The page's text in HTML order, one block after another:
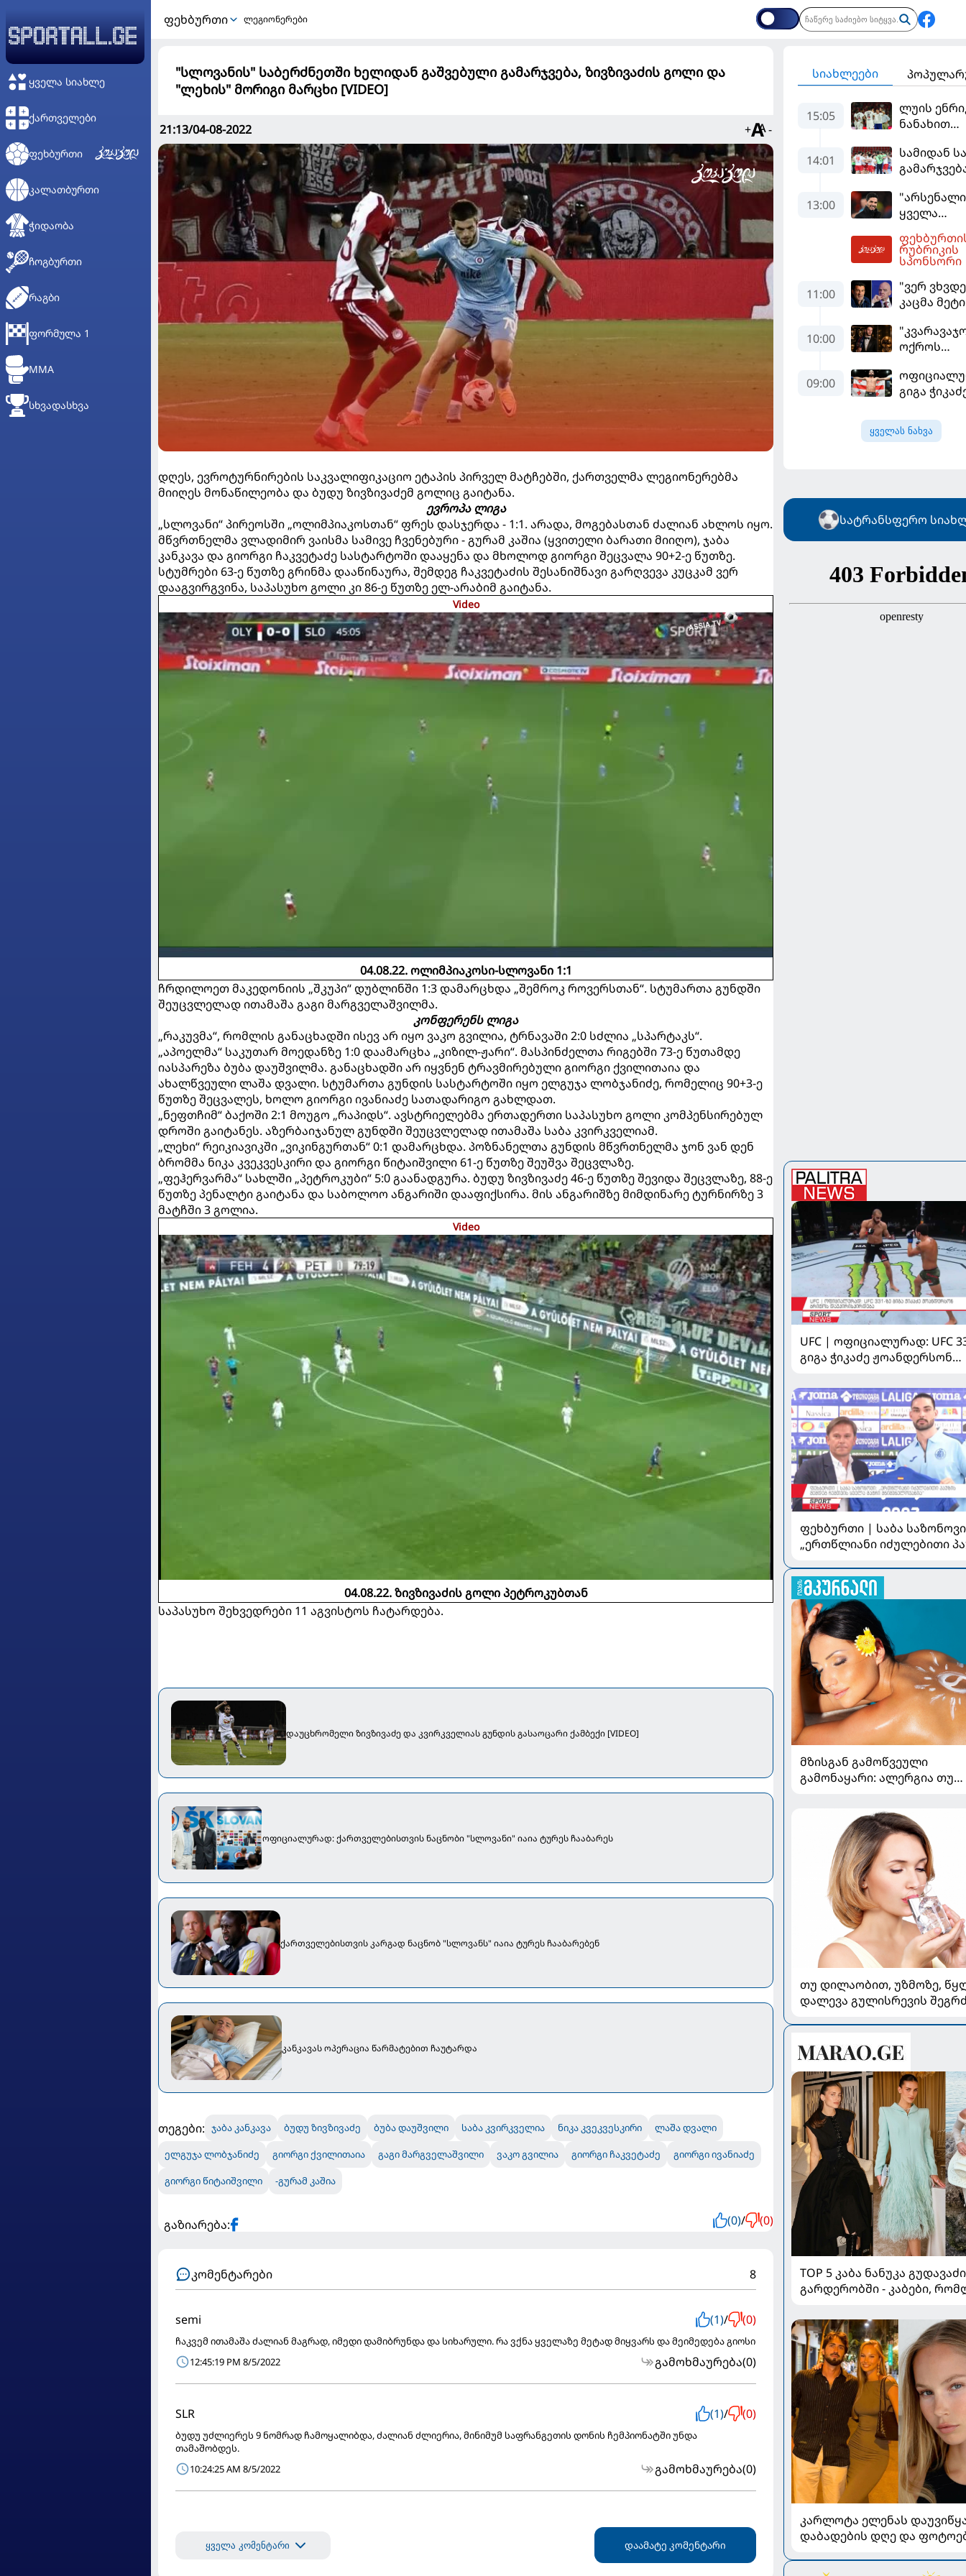
ᲧᲕᲔᲚᲐ ᲡᲘᲐᲮᲚᲔ
ᲥᲐᲠᲗᲕᲔᲚᲔᲑᲘ
ᲤᲔᲮᲑᲣᲠᲗᲘ
ᲙᲐᲚᲐᲗᲑᲣᲠᲗᲘ
ᲭᲘᲓᲐᲝᲑᲐ
ᲩᲝᲒᲑᲣᲠᲗᲘ
ᲠᲐᲒᲑᲘ
ᲤᲝᲠᲛᲣᲚᲐ 1
MMA
ᲡᲮᲕᲐᲓᲐᲡᲮᲕᲐ
ᲤᲔᲮᲑᲣᲠᲗᲘ ლეგიონერები
"სლოვანის" საბერძნეთში ხელიდან გაშვებული გამარჯვება, ზივზივაძის გოლი და
"ლეხის" მორიგი მარცხი [VIDEO]
21:13/04-08-2022 + -
დღეს, ევროტურნირების საკვალიფიკაციო ეტაპის პირველ მატჩებში, ქართველმა ლეგიონერებმა
მიიღეს მონაწილეობა და ბუდუ ზივზივაძემ გოლიც გაიტანა.
ევროპა ლიგა
„სლოვანი“ პირეოსში „ოლიმპიაკოსთან“ ფრეს დასჯერდა - 1:1. არადა, მოგებასთან ძალიან ახლოს იყო.
მწვრთნელმა ვლადიმირ ვაისმა სამივე ჩვენებური - გურამ კაშია (ყვითელი ბარათი მიიღო), ჯაბა
კანკავა და გიორგი ჩაკვეტაძე სასტარტოში დააყენა და მხოლოდ გიორგი შეცვალა 90+2-ე წუთზე.
სტუმრები 63-ე წუთზე გრინმა დააწინაურა, შემდეგ ჩაკვეტაძის შესანიშნავი გარღვევა კუცკამ ვერ
დააგვირგვინა, საპასუხო გოლი კი 86-ე წუთზე ელ-არაბიმ გაიტანა.
Video
04.08.22. ოლიმპიაკოსი-სლოვანი 1:1
ჩრდილოეთ მაკედონიის „შკუპი“ დუბლინში 1:3 დამარცხდა „შემროკ როვერსთან“. სტუმართა გუნდში
შეუცვლელად ითამაშა გაგი მარგველაშვილმა.
კონფერენს ლიგა
„რაკუვმა“, რომლის განაცხადში ისევ არ იყო ვაკო გვილია, ტრნავაში 2:0 სძლია „სპარტაკს“.
„აპოელმა“ საკუთარ მოედანზე 1:0 დაამარცხა „კიზილ-ჟარი“. მასპინძელთა რიგებში 73-ე წუთამდე
იასპარეზა ბუბა დაუშვილმა. განაცხადში არ იყვნენ ტრავმირებული გიორგი ქვილითაია და
ახალწვეული ლაშა დვალი. სტუმართა გუნდის სასტარტოში იყო ელგუჯა ლობჯანიძე, რომელიც 90+3-ე
წუთზე შეცვალეს, ხოლო გიორგი ივანიაძე სათადარიგო გახლდათ.
„ნეფთჩიმ“ ბაქოში 2:1 მოუგო „რაპიდს“. ავსტრიელებმა ერთადერთი საპასუხო გოლი კომპენსირებულ
დროში გაიტანეს. აზერბაიჯანულ გუნდში შეუცვლელად ითამაშა საბა კვირკველიამ.
„ლეხი“ რეიკიავიკში „ვიკინგურთან“ 0:1 დამარცხდა. პოზნანელთა გუნდის მწვრთნელმა ჯონ ვან დენ
ბრომმა ნიკა კვეკვესკირი და გიორგი წიტაიშვილი 61-ე წუთზე შეუშვა შეცვლაზე.
„ფეჰერვარმა“ სახლში „პეტროკუბი“ 5:0 გაანადგურა. ბუდუ ზივზივაძე 46-ე წუთზე შევიდა შეცვლაზე, 88-ე
წუთზე პენალტი გაიტანა და საბოლოო ანგარიში დააფიქსირა. მის ანგარიშზე მიმდინარე ტურნირზე 3
მატჩში 3 გოლია.
Video
04.08.22. ზივზივაძის გოლი პეტროკუბთან
საპასუხო შეხვედრები 11 აგვისტოს ჩატარდება.
დაუცხრომელი ზივზივაძე და კვირკველიას გუნდის გასაოცარი ქამბექი [VIDEO]
ოფიციალურად: ქართველებისთვის ნაცნობი "სლოვანი" იაია ტურეს ჩააბარეს
ქართველებისთვის კარგად ნაცნობ "სლოვანს" იაია ტურეს ჩააბარებენ
კანკავას ოპერაცია წარმატებით ჩაუტარდა
თეგები: ჯაბა კანკავა ბუდუ ზივზივაძე ბუბა დაუშვილი საბა კვირკველია ნიკა კვეკვესკირი ლაშა დვალი
ელგუჯა ლობჯანიძე გიორგი ქვილითაია გაგი მარგველაშვილი ვაკო გვილია გიორგი ჩაკვეტაძე გიორგი ივანიაძე
გიორგი წიტაიშვილი -გურამ კაშია
გაზიარება: (0)/ (0)
კომენტარები 8
semi (1)/ (0)
ჩაკვემ ითამაშა ძალიან მაგრად, იმედი დამიბრუნდა და სიხარული. რა ვქნა ყველაზე მეტად მიყვარს და მეიმედება გიოსი
12:45:19 PM 8/5/2022
გამოხმაურება(0)
SLR (1)/ (0)
ბუდუ უძლიერეს 9 ნომრად ჩამოყალიბდა, ძალიან ძლიერია, მინიმუმ საფრანგეთის დონის ჩემპიონატში უნდა
თამაშობდეს.
10:24:25 AM 8/5/2022
გამოხმაურება(0)
ყველა კომენტარი დაამატე კომენტარი
სიახლეები
15:05
ლუის
ნანახით
ეს ის
არის,
14:01
სამიდან
13:00
ყველა
დინასტიის
მიკელ
რუბრიკის
სპონსორი
11:00
"ვერ
კაცმა
- ფიგუ
მოითხოვს
10:00
ოქროს
ქართული
09:00
გიგა
ბრძოლას
ყველას ნახვა
სატრანსფერო
UFC | ოფიციალურად: UFC
გიგა ჭიკაძე ჟოანდერსონ
ფეხბურთი | საბა
„ერთწლიანი იძულებითი
მნიშვნელოვანია“
მზისგან გამოწვეული
გამონაყარი: ალერგია თუ
თუ დილაობით, უზმოზე,
დალევა გულისრევის
TOP 5 კაბა ნანუკა
გარდერობში - კაბები,
კარლოტა ელენას
დაბადების დღე და
ერთად: პოპულარული